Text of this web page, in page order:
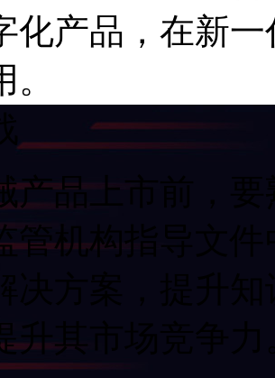
化产品，在
品上市前，
管机构指导文
方案，提升
提升其市场竞争